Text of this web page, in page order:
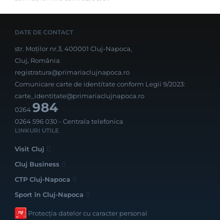
DATE DE CONTACT
str. Moților nr.3, 400001 Cluj-Napoca,
Cluj, România
registratura@primariaclujnapoca.ro
Comunicare carte de identitate conform Legii 9/2023:
carte_identitate@primariaclujnapoca.ro
0264984
0264 596 030 - Centrala telefonica
LINKURI UTILE
Visit Cluj
Cluj Business
CTP Cluj-Napoca
Sport în Cluj-Napoca
Protecția datelor cu caracter personal